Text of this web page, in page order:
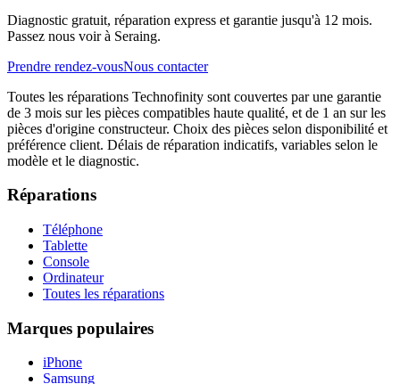
Diagnostic gratuit, réparation express et garantie jusqu'à 12 mois.
Passez nous voir à Seraing.
Prendre rendez-vousNous contacter
Toutes les réparations Technofinity sont couvertes par une garantie
de 3 mois sur les pièces compatibles haute qualité, et de 1 an sur les
pièces d'origine constructeur. Choix des pièces selon disponibilité et
préférence client. Délais de réparation indicatifs, variables selon le
modèle et le diagnostic.
Réparations
Téléphone
Tablette
Console
Ordinateur
Toutes les réparations
Marques populaires
iPhone
Samsung